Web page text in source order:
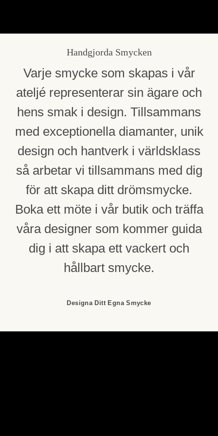
Handgjorda Smycken
Varje smycke som skapas i vår
ateljé representerar sin ägare och
hens smak i design. Tillsammans
med exceptionella diamanter, unik
design och hantverk i världsklass
så arbetar vi tillsammans med dig
för att skapa ditt drömsmycke.
Boka ett möte i vår butik och träffa
våra designer som kommer guida
dig i att skapa ett vackert och
hållbart smycke.
Designa Ditt Egna Smycke